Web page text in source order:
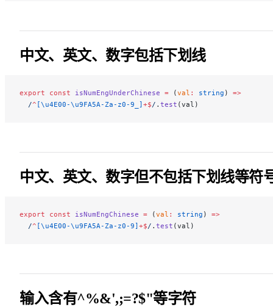
中文、英文、数字包括下划线
export const isNumEngUnderChinese = (val : string ) =>
  /
^ [\u4E00-\u9FA5A-Za-z0-9_]+$/ . test (val)
中文、英文、数字但不包括下划线等符
export const isNumEngChinese = (val : string ) =>
  /
^ [\u4E00-\u9FA5A-Za-z0-9]+$/ . test (val)
输入含有^%&',;=?$"等字符